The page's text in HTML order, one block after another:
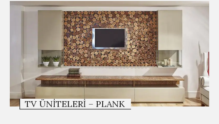
TV ÜNITELERI – PLANK